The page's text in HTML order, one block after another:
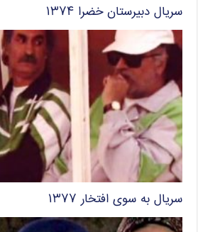
سریال دبیرستان خضرا ۱۳۷۴
سریال به سوی افتخار ۱۳۷۷